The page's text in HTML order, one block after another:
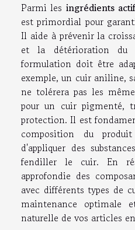
Parmi les ingrédients
est primordial pour
Il aide à prévenir la
et la détérioration du
formulation doit être
exemple, un cuir aniline,
ne tolérera pas les
pour un cuir pigmenté,
protection. Il est
composition du
d'appliquer des
fendiller le cuir. En
approfondie des
avec différents types de
maintenance optimale
naturelle de vos articles